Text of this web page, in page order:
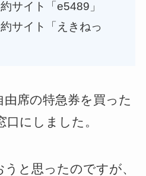
サイト「e5489」
サイト「えきねっ
席の特急券を買った
にしました。
と思ったのですが、